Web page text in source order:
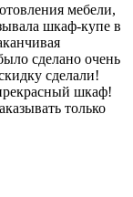
мебели,
шкаф-купе в
сделано очень
сделали!
шкаф!
только